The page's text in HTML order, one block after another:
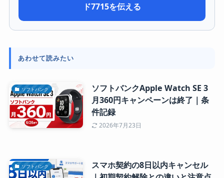
ド7715を伝える
あわせて読みたい
ソフトバンク
ソフトバンクApple Watch SE 3
月360円キャンペーンは終了｜条
件記録
2026年7月23日
ソフトバンク
スマホ契約の8日以内キャンセル